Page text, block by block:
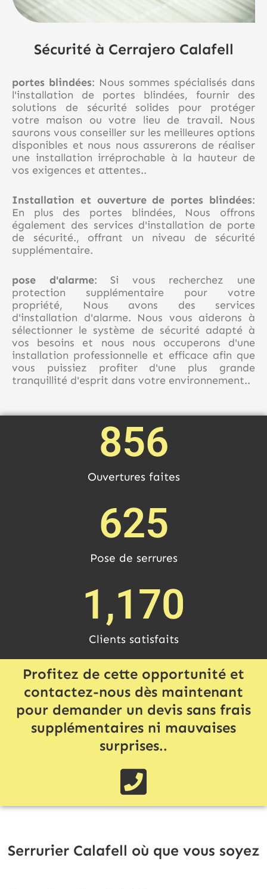
Sécurité à Cerrajero Calafell
portes blindées: Nous sommes spécialisés dans
l'installation de portes blindées, fournir des
solutions de sécurité solides pour protéger
votre maison ou votre lieu de travail. Nous
saurons vous conseiller sur les meilleures options
disponibles et nous nous assurerons de réaliser
une installation irréprochable à la hauteur de
vos exigences et attentes..
Installation et ouverture de portes blindées:
En plus des portes blindées, Nous offrons
également des services d'installation de porte
de sécurité., offrant un niveau de sécurité
supplémentaire.
pose d'alarme: Si vous recherchez une
protection supplémentaire pour votre
propriété, Nous avons des services
d'installation d'alarme. Nous vous aiderons à
sélectionner le système de sécurité adapté à
vos besoins et nous nous occuperons d'une
installation professionnelle et efficace afin que
vous puissiez profiter d'une plus grande
tranquillité d'esprit dans votre environnement..
Ouvertures faites
856
Pose de serrures
625
Clients satisfaits
1,170
Profitez de cette opportunité et
contactez-nous dès maintenant
pour demander un devis sans frais
supplémentaires ni mauvaises
surprises..
Serrurier Calafell où que vous soyez